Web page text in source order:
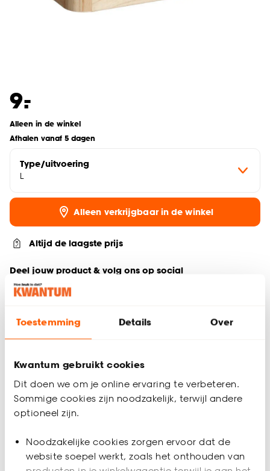
Toestemming Details Over
Kwantum gebruikt cookies
Dit doen we om je online ervaring te verbeteren.
Sommige cookies zijn noodzakelijk, terwijl andere
optioneel zijn.
Noodzakelijke cookies zorgen ervoor dat de
website soepel werkt, zoals het onthouden van
9.
-
Alleen in de winkel
Afhalen vanaf 5 dagen
Type/uitvoering
L
Alleen verkrijgbaar in de winkel
Altijd de laagste prijs
Deel jouw product & volg ons op social
Productomschrijving
Productspecificaties
Artikelnummer 0523138
Kleur Crème